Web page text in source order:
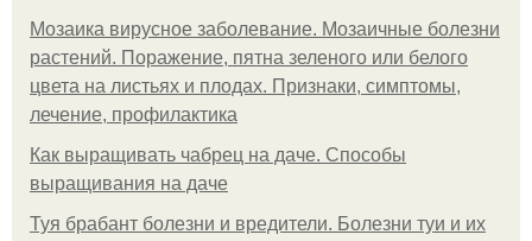
Мозаика вирусное заболевание. Мозаичные болезни
растений. Поражение, пятна зеленого или белого
цвета на листьях и плодах. Признаки, симптомы,
лечение, профилактика
Как выращивать чабрец на даче. Способы
выращивания на даче
Туя брабант болезни и вредители. Болезни туи и их